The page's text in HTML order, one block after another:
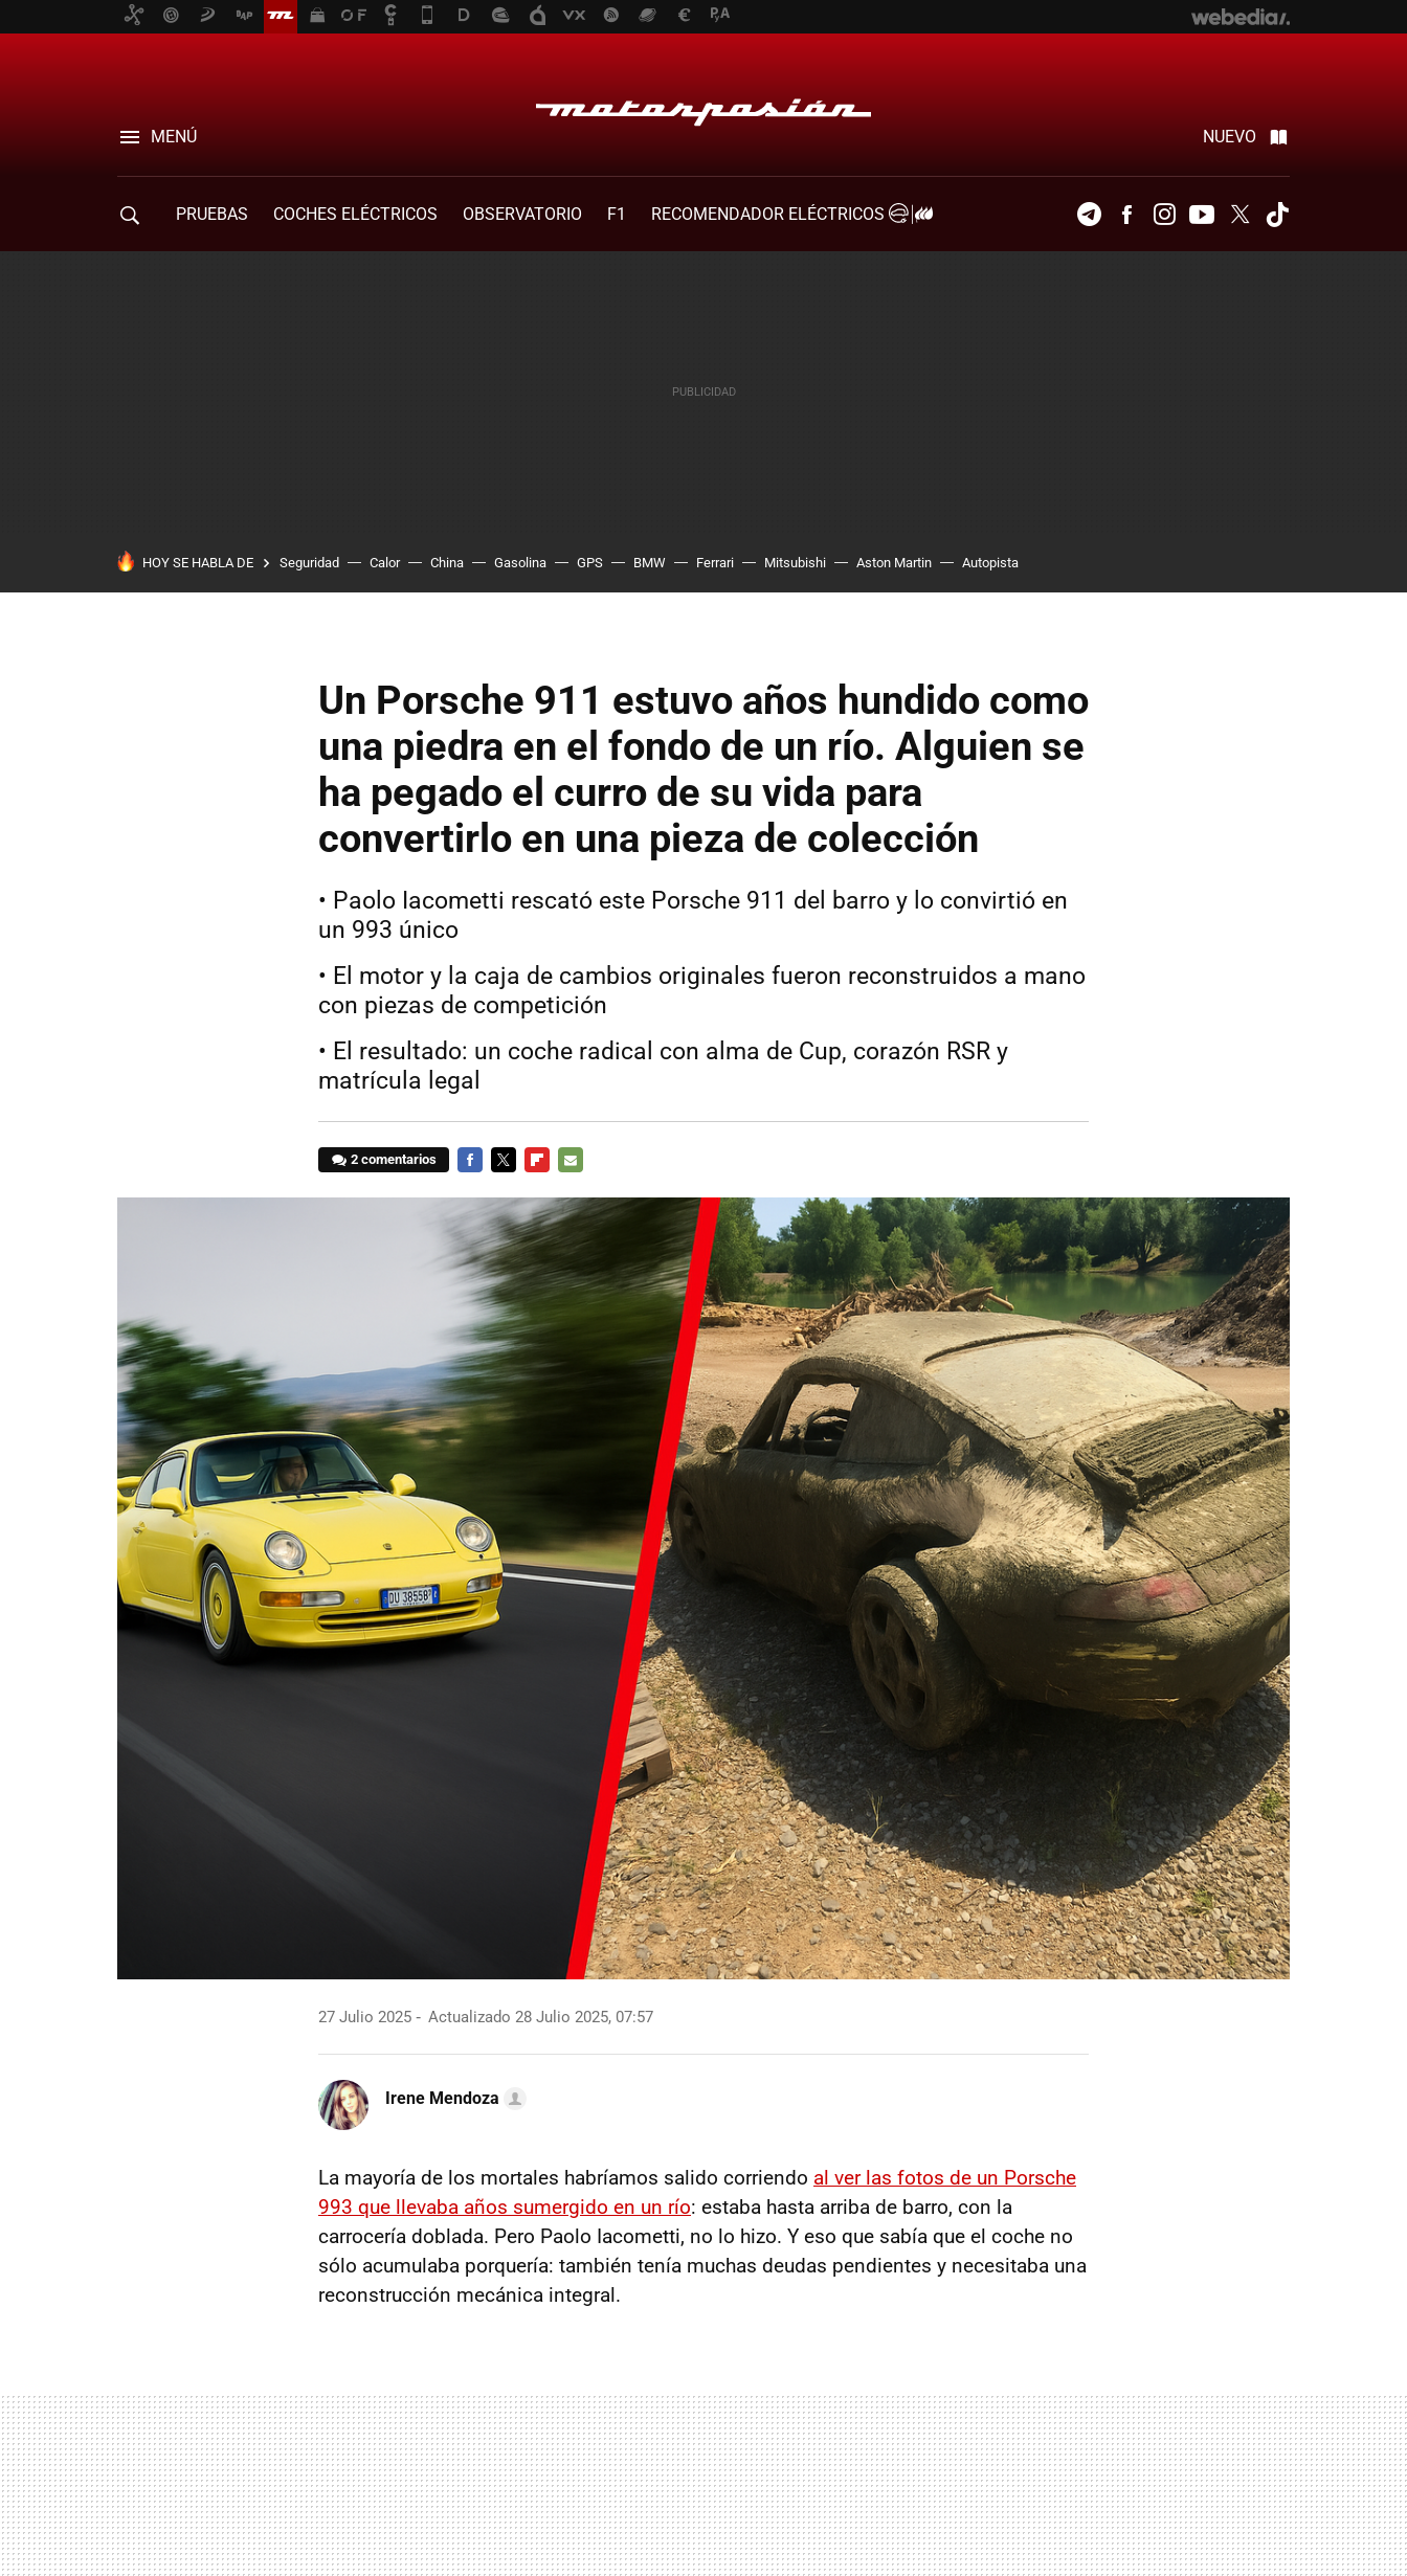
MENÚ NUEVO
PRUEBAS COCHES ELÉCTRICOS OBSERVATORIO F1
RECOMENDADOR ELÉCTRICOS
TelegramFacebookInstagramYoutubeTwitter
HOY SE HABLA DE Seguridad Calor China Gasolina GPS BMW Ferrari Mitsubishi Aston Martin Autopista
Un Porsche 911 estuvo años hundido como
una piedra en el fondo de un río. Alguien se
ha pegado el curro de su vida para
convertirlo en una pieza de colección
• Paolo Iacometti rescató este Porsche 911 del barro y lo convirtió en
un 993 único
• El motor y la caja de cambios originales fueron reconstruidos a mano
con piezas de competición
• El resultado: un coche radical con alma de Cup, corazón RSR y
matrícula legal
2 comentarios
MAIL
27 Julio 2025 Actualizado 28 Julio 2025, 07:57
Irene Mendoza
La mayoría de los mortales habríamos salido corriendo al ver las fotos de un Porsche
993 que llevaba años sumergido en un río: estaba hasta arriba de barro, con la
carrocería doblada. Pero Paolo Iacometti, no lo hizo. Y eso que sabía que el coche no
sólo acumulaba porquería: también tenía muchas deudas pendientes y necesitaba una
reconstrucción mecánica integral.